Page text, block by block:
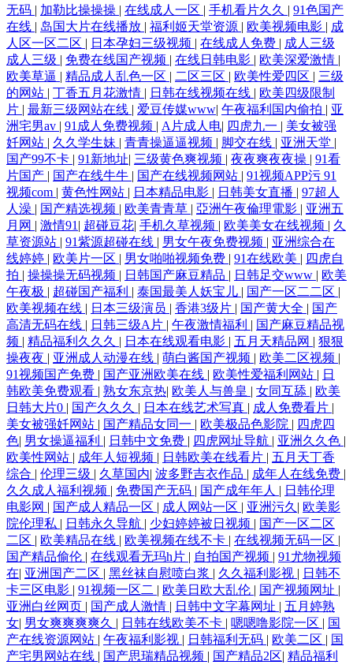
TV 久草色影 香蕉超碰人妻 大香蕉久久麻豆 熟女色网 99福利精品密臀 老
司机av影视 香蕉视频污版下裁 超碰碰人人妻 男人和女人操国产 91超碰导
航 狠狠草夜夜撸 五月天性爱网站 超碰伊人网 欧美岛国网站 偷拍电影 大
香蕉网官网内 青娱乐最新官网 91社区导航 老湿影院福利 91vv视频 狠狠插
狠狠干 色色干新网 99热网站 狼窝AV专区 足交视频网址在线 国产欧美日
韩日逼 日韩色情无码 97精频 黄色小片8848 国产91丝袜在 五月花综合网
成人Aⅴ视频 青青草草视频 91色情影院 黄色片网站免费 微拍91 超碰97人
人看 欧美群交网 AV性爱网站 欧美太性交 91工厂小视频 99精品这里有 亚
洲色图导航 国产精品熟女一区 日韩爽妇网 av网站导航 免费黄色软件91 av
资源网址 欧美妞干网 91探花黄色视频 狼友91 白丝喷水喷浆 九一传媒mv
91入口不用下 制服丝袜另类 韩国av高清无码 五月天成年网 韩国伊人网 九
九这里是精品 亚洲特黄 国产极品另类 日韩一页综合区 操逼av资源导航 欧
美成人性交 91大神精选 国产操碰 在綫艹擦自拍 久久艹国产视频 91大神合
集 激情超碰 91福利资源 六月天成人导航 91少女 老司机福利导航站 91c在
线观看 天美mv二三入口 久久精品国产亚州 老司机成人AV 国产精品偷综
合 亚洲色淫网 韩国aa免费视频 色自拍导航 超碰在线免费人人 日韩黄视
AV黃色 五月天娱乐黄站 国产精品视频xⅩ 欧美下一篇28P 国产色网站 午夜
无码 | 加勒比操操操 | 在线成人一区 | 手机看片久久 | 91色国产
在线 | 岛国大片在线播放 | 福利姬天堂资源 | 欧美视频电影 | 成
人区一区二区 | 日本孕妇三级视频 | 在线成人免费 | 成人三级
成人三级 | 免费在线国产视频 | 在线日韩电影 | 欧美深爱激情 |
欧美草逼 | 精品成人乱色一区 | 二区三区 | 欧美性爱四区 | 三级
的网站 | 丁香五月花激情 | 日韩在线视频在线 | 欧美四级限制
片 | 最新三级网站在线 | 爱豆传媒www| 午夜福利国内偷拍 | 亚
洲宅男av | 91成人免费视频 | A片成人电| 四虎九一 | 美女被强
奷网站 | 久久学生妹 | 青青操逼逼视频 | 脚交在线 | 亚洲天堂 |
国产99不卡 | 91新地址| 三级黄色爽视频 | 夜夜爽夜夜操 | 91看
片国产 | 国产在线牛牛 | 国产在线视频网站 | 91视频APP污 91
视频com | 黄色性网站 | 日本精品电影 | 日韩美女直播 | 97超人
人澡 | 国产精选视频 | 欧美青青草 | 亞洲午夜倫理電影 | 亚洲五
月网 | 激情91 | 超碰豆花| 手机久草视频 | 欧美美女在线视频 | 久
草资源站 | 91紫源超碰在线 | 男女午夜免费视频 | 亚洲综合在
线婷婷 | 欧美片一区 | 男女啪啪视频免费 | 91在线欧美 | 四虎自
拍 | 操操操无码视频 | 日韩国产麻豆精品 | 日韩足交www | 欧美
午夜极 | 超碰国产福利 | 泰国最美人妖宝儿 | 国产一区二二区 |
欧美视频在线 | 日本三级演员 | 香港3级片 | 国产黄大全 | 国产
高清无码在线 | 日韩三级A片 | 午夜激情福利 | 国产麻豆精品视
频 | 精品福利久久久 | 日本在线观看电影 | 五月天精品网 | 狠狠
操夜夜 | 亚洲成人动漫在线 | 萌白酱国产视频 | 欧美二区视频 |
91视频国产免费 | 国产亚洲欧美在线 | 欧美性爱福利网站 | 日
韩欧美免费观看 | 熟女东京热| 欧美人与兽皇 | 女同互舔 | 欧美
日韩大片0 | 国产久久久 | 日本在线艺术写真 | 成人免费看片 |
美女被强奷网站 | 国产精品女同一 | 欧美极品色影院 | 四虎四
色| 男女操逼福利 | 日韩中文免费 | 四虎网址导航 | 亚洲久久色 |
欧美性网站 | 成年人短视频 | 日韩欧美在线看片 | 五月天丁香
综合 | 伦理三级 | 久草国内| 波多野吉衣作品 | 成年人在线免费 |
久久成人福利视频 | 免费国产无码 | 国产成年年人 | 日韩伦理
电影网 | 国产成人精品一区 | 成人网站一区 | 亚洲污久 | 欧美影
院伦理私 | 日韩永久导航 | 少妇婷婷被日视频 | 国产一区二区
二区 | 欧美精品在线 | 欧美视频在线不卡 | 在线视频无码一区 |
国产精品偷伦 | 在线观看无玛h片 | 自拍国产视频 | 91尤物视频
在| 亚洲国产二区 | 黑丝袜自慰喷白浆 | 久久福利影视 | 日韩不
卡三区电影 | 91视频一区二 | 欧美日欧大乱伦 | 国产视频网址 |
亚洲白丝网页 | 国产成人激情 | 日韩中文字幕网址 | 五月婷熟
女| 男女爽爽爽爽久 | 日韩在线欧美不卡 | 嗯嗯噜影院一区 | 国
产在线资源网站 | 午夜福利影视 | 日韩福利无码 | 欧美二区 | 国
产宅男网站在线 | 国产思瑞精品视频 | 国产精品2区| 精品福利